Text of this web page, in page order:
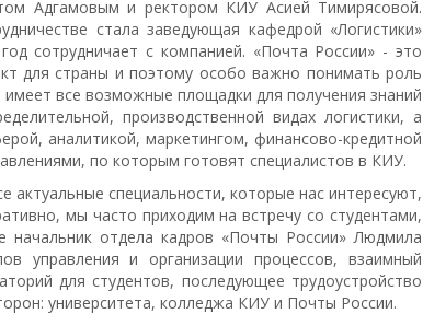
Адгамовым и ректором КИУ Асией Тимирясовой.
стала заведующая кафедрой «Логистики»
сотрудничает с компанией. «Почта России» - это
для страны и поэтому особо важно понимать роль
все возможные площадки для получения знаний
производственной видах логистики, а
аналитикой, маркетингом, финансово-кредитной
по которым готовят специалистов в КИУ.
актуальные специальности, которые нас интересуют,
мы часто приходим на встречу со студентами,
начальник отдела кадров «Почты России» Людмила
управления и организации процессов, взаимный
для студентов, последующее трудоустройство
университета, колледжа КИУ и Почты России.